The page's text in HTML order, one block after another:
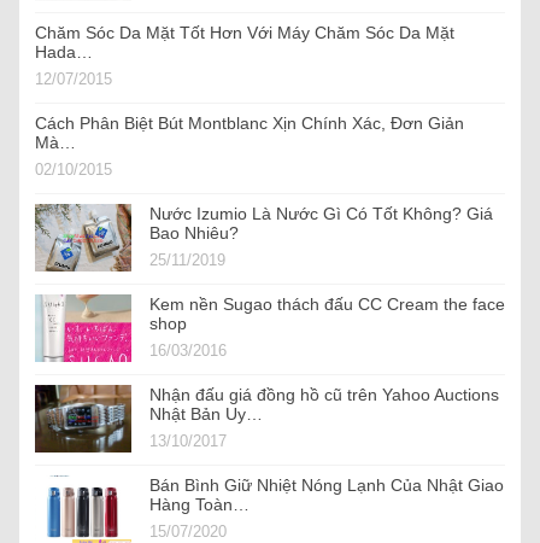
Chăm Sóc Da Mặt Tốt Hơn Với Máy Chăm Sóc Da Mặt
Hada…
12/07/2015
Cách Phân Biệt Bút Montblanc Xịn Chính Xác, Đơn Giản
Mà…
02/10/2015
Nước Izumio Là Nước Gì Có Tốt Không? Giá
Bao Nhiêu?
25/11/2019
Kem nền Sugao thách đấu CC Cream the face
shop
16/03/2016
Nhận đấu giá đồng hồ cũ trên Yahoo Auctions
Nhật Bản Uy…
13/10/2017
Bán Bình Giữ Nhiệt Nóng Lạnh Của Nhật Giao
Hàng Toàn…
15/07/2020